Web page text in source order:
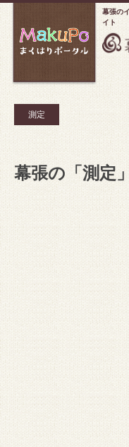
幕張の
イト
測定
幕張の「測定